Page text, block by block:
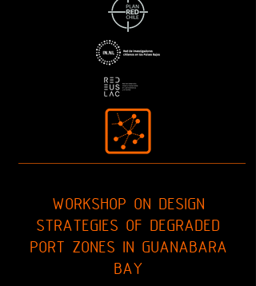
WORKSHOP ON DESIGN
STRATEGIES OF DEGRADED
PORT ZONES IN GUANABARA
BAY